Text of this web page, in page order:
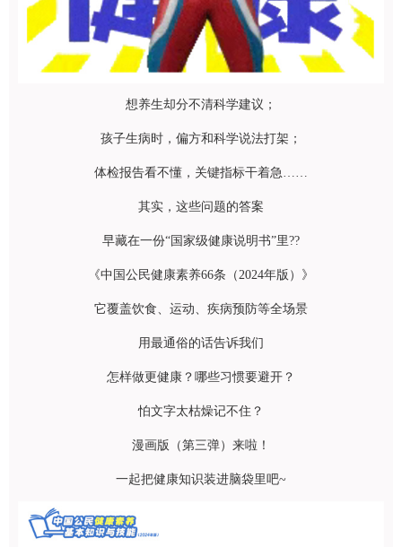
想养生却分不清科学建议；
孩子生病时，偏方和科学说法打架；
体检报告看不懂，关键指标干着急……
其实，这些问题的答案
早藏在一份“国家级健康说明书”里??
《中国公民健康素养66条（2024年版）》
它覆盖饮食、运动、疾病预防等全场景
用最通俗的话告诉我们
怎样做更健康？哪些习惯要避开？
怕文字太枯燥记不住？
漫画版（第三弹）来啦！
一起把健康知识装进脑袋里吧~